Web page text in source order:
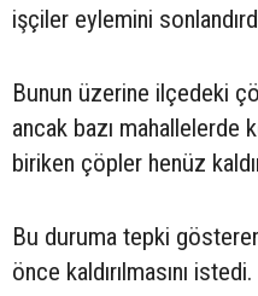
işçiler eylemini
Bunun üzerine ilçedeki
ancak bazı mahallelerde
biriken çöpler henüz
Bu duruma tepki
önce kaldırılmasını istedi.